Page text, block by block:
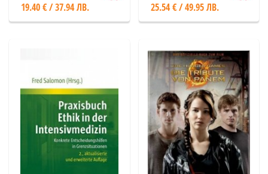
19.40 € / 37.94 ЛВ. 25.54 € / 49.95 ЛВ.